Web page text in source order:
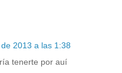
2013 a las 1:38
tenerte por auí